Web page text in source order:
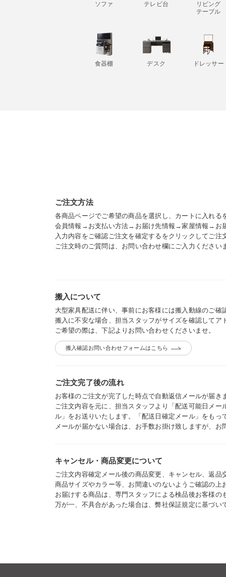
ソファ テレビ台
リビング
テーブル
食器棚 デスク ドレッサー
ご注文方法
各商品ページでご希望の商品を選択し、カートに入れる
会員情報→お支払い方法→お届け先情報→家屋情報→お
入力内容をご確認ご注文を確定するをクリックしてご注
ご注文時のご質問は、お問い合わせ欄にご入力ください
搬入について
大型家具配送に伴い、事前にお客様には搬入動線のご確
搬入に不安な場合、担当スタッフがサイズを確認してア
ご希望の際は、下記よりお問い合わせくださいませ。
搬入確認お問い合わせフォームはこちら
ご注文完了後の流れ
お客様のご注文が完了した時点で自動返信メールが届き
ご注文内容を元に、担当スタッフより「配送可能日メー
ル」をお送りいたします。「配送日確定メール」をもっ
メールが届かない場合は、お手数お掛け致しますが、お
キャンセル・商品変更について
ご注文内容確定メール後の商品変更、キャンセル、返
商品サイズやカラー等、お間違いのないようご確認の上
お届けする商品は、専門スタッフによる検品後お客様の
万が一、不具合があった場合は、弊社保証規定に基づい